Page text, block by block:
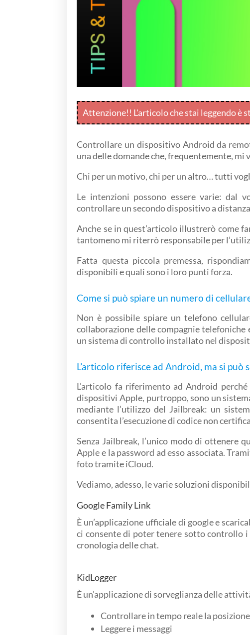
Attenzione!! L'articolo che stai leggendo è
Controllare un dispositivo Android da
una delle domande che, frequentemente,
Chi per un motivo, chi per un altro… tutti
Le intenzioni possono essere varie: dal
controllare un secondo dispositivo a
Anche se in quest’articolo illustrerò come
tantomeno mi riterrò responsabile per
Fatta questa piccola premessa,
disponibili e quali sono i loro punti forza.
Come si può spiare un numero di
Non è possibile spiare un telefono
collaborazione delle compagnie
un sistema di controllo installato nel
L’articolo riferisce ad Android, ma si
L’articolo fa riferimento ad Android
dispositivi Apple, purtroppo, sono un
mediante l’utilizzo del Jailbreak: un
consentita l’esecuzione di codice non
Senza Jailbreak, l’unico modo di ottenere
Apple e la password ad esso associata.
foto tramite iCloud.
Vediamo, adesso, le varie soluzioni
Google Family Link
È un’applicazione ufficiale di google e
ci consente di poter tenere sotto controllo
cronologia delle chat.
KidLogger
È un’applicazione di sorveglianza delle
Controllare in tempo reale la posizione
Leggere i messaggi